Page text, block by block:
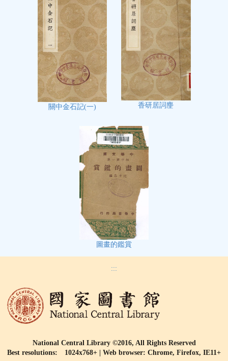
關中金石記(一) 香研居詞麈
圖畫的鑑賞
:::
National Central Library ©2016, All Rights Reserved
Best resolutions: 1024x768+ | Web browser: Chrome, Firefox, IE11+